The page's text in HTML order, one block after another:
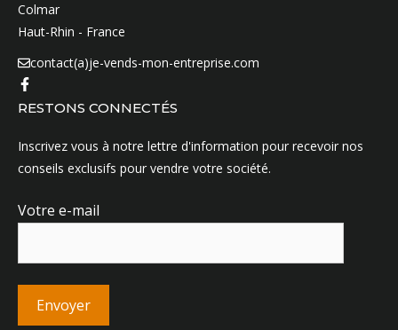
Colmar
Haut-Rhin - France
contact(a)je-vends-mon-entreprise.com
RESTONS CONNECTÉS
Inscrivez vous à notre lettre d'information pour recevoir nos
conseils exclusifs pour vendre votre société.
Votre e-mail